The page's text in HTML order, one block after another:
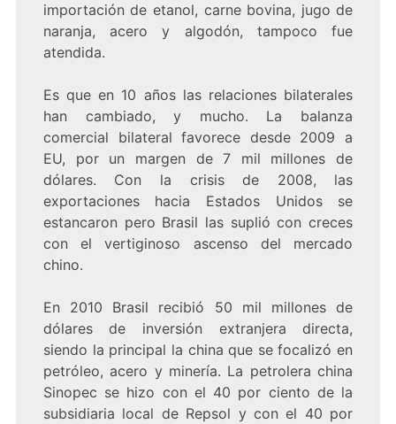
importación de etanol, carne bovina, jugo de
naranja, acero y algodón, tampoco fue
atendida.
Es que en 10 años las relaciones bilaterales
han cambiado, y mucho. La balanza
comercial bilateral favorece desde 2009 a
EU, por un margen de 7 mil millones de
dólares. Con la crisis de 2008, las
exportaciones hacia Estados Unidos se
estancaron pero Brasil las suplió con creces
con el vertiginoso ascenso del mercado
chino.
En 2010 Brasil recibió 50 mil millones de
dólares de inversión extranjera directa,
siendo la principal la china que se focalizó en
petróleo, acero y minería. La petrolera china
Sinopec se hizo con el 40 por ciento de la
subsidiaria local de Repsol y con el 40 por